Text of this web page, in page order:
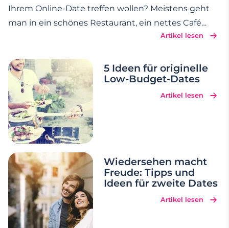
Ihrem Online-Date treffen wollen? Meistens geht
man in ein schönes Restaurant, ein nettes Café
oder ins Kino. Aber was macht man dann?
Erste folgen und dafür gibt es eine tolle Alternative:
Artikel lesen
5 Ideen für originelle
Low-Budget-Dates
Artikel lesen
Wiedersehen macht
Freude: Tipps und
Ideen für zweite Dates
Artikel lesen